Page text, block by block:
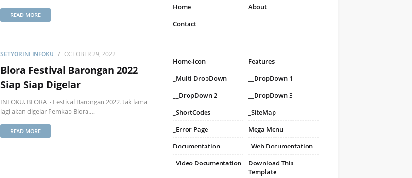
READ MORE
SETYORINI INFOKU OCTOBER 29, 2022
Blora Festival Barongan 2022
Siap Siap Digelar
INFOKU, BLORA - Festival Barongan 2022, tak lama
lagi akan digelar Pemkab Blora.…
READ MORE
Home
About
Contact
Home-icon
Features
_Multi DropDown
__DropDown 1
__DropDown 2
__DropDown 3
_ShortCodes
_SiteMap
_Error Page
Mega Menu
Documentation
_Web Documentation
_Video Documentation
Download This
Template